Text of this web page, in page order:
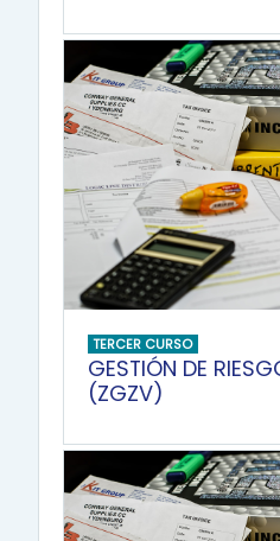
TERCER CURSO
GESTIÓN DE
(ZGZV)